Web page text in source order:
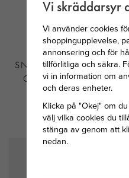
SNÖ OF SWEDEN EIRA
CRYSTAL ÖRHÄNGE
SILVERPLÄTERAD
MÄSSING
299 KR
Vi skräddarsyr
Vi använder cookies
shoppingupplevelse,
annonsering och för
tillförlitliga och säkra.
vi in information om
och deras enheter.
Klicka på "Okej" om
välj vilka cookies du
stänga av genom att
nedan.